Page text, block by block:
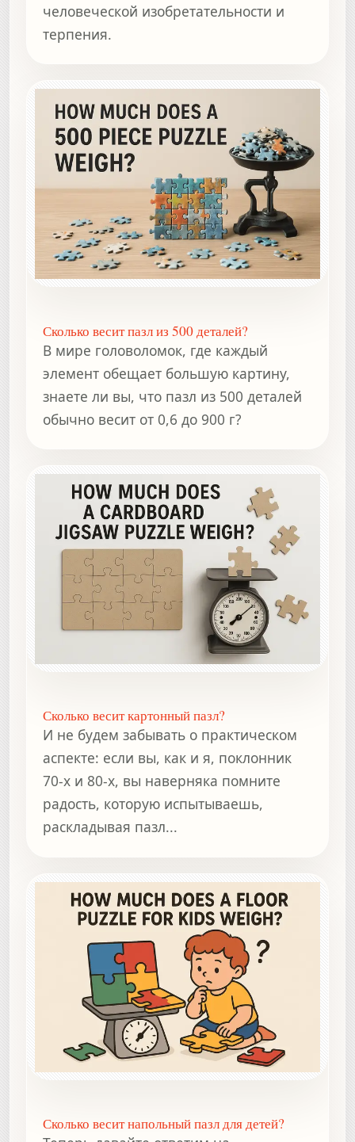
человеческой изобретательности и
терпения.
Сколько весит пазл из 500 деталей?
В мире головоломок, где каждый
элемент обещает большую картину,
знаете ли вы, что пазл из 500 деталей
обычно весит от 0,6 до 900 г?
Сколько весит картонный пазл?
И не будем забывать о практическом
аспекте: если вы, как и я, поклонник
70-х и 80-х, вы наверняка помните
радость, которую испытываешь,
раскладывая пазл...
Сколько весит напольный пазл для детей?